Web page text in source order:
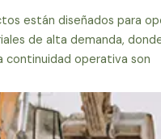
están diseñados para
de alta demanda,
continuidad operativa son